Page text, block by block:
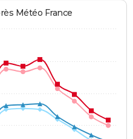
Météo France